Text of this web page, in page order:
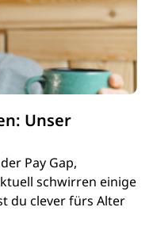
Unser
Pay Gap,
schwirren einige
du clever fürs Alter